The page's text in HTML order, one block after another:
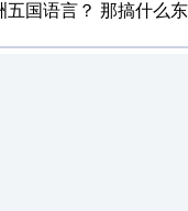
五国语言？ 那搞什么